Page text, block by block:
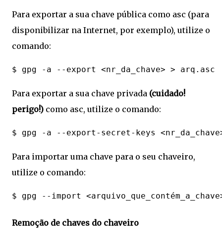
Para exportar a sua chave pública como asc (para
disponibilizar na Internet, por exemplo), utilize o
comando:
Para exportar a sua chave privada (cuidado!
perigo!) como asc, utilize o comando:
Para importar uma chave para o seu chaveiro,
utilize o comando:
Remoção de chaves do chaveiro